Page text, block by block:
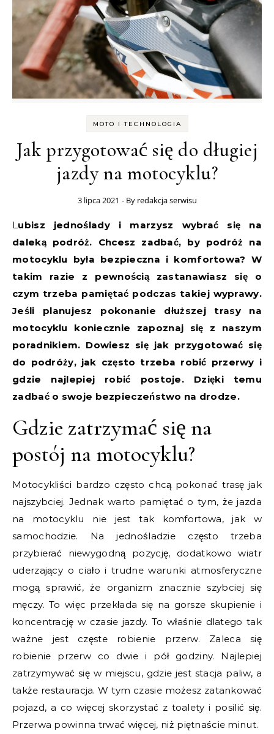
MOTO I TECHNOLOGIA
Jak przygotować się do długiej
jazdy na motocyklu?
3 lipca 2021 - By redakcja serwisu
Lubisz jednoślady i marzysz wybrać się na
daleką podróż. Chcesz zadbać, by podróż na
motocyklu była bezpieczna i komfortowa? W
takim razie z pewnością zastanawiasz się o
czym trzeba pamiętać podczas takiej wyprawy.
Jeśli planujesz pokonanie dłuższej trasy na
motocyklu koniecznie zapoznaj się z naszym
poradnikiem. Dowiesz się jak przygotować się
do podróży, jak często trzeba robić przerwy i
gdzie najlepiej robić postoje. Dzięki temu
zadbać o swoje bezpieczeństwo na drodze.
Gdzie zatrzymać się na
postój na motocyklu?
Motocykliści bardzo często chcą pokonać trasę jak
najszybciej. Jednak warto pamiętać o tym, że jazda
na motocyklu nie jest tak komfortowa, jak w
samochodzie. Na jednośladzie często trzeba
przybierać niewygodną pozycję, dodatkowo wiatr
uderzający o ciało i trudne warunki atmosferyczne
mogą sprawić, że organizm znacznie szybciej się
męczy. To więc przekłada się na gorsze skupienie i
koncentrację w czasie jazdy. To właśnie dlatego tak
ważne jest częste robienie przerw. Zaleca się
robienie przerw co dwie i pół godziny. Najlepiej
zatrzymywać się w miejscu, gdzie jest stacja paliw, a
także restauracja. W tym czasie możesz zatankować
pojazd, a co więcej skorzystać z toalety i posilić się.
Przerwa powinna trwać więcej, niż piętnaście minut.